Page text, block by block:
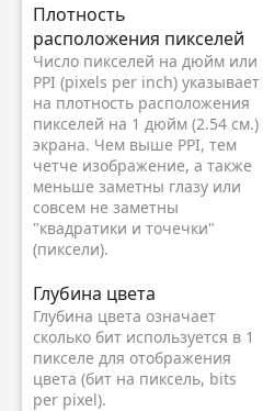
Плотность
расположения пикселей
Число пикселей на дюйм или
PPI (pixels per inch) указывает
на плотность расположения
пикселей на 1 дюйм (2.54 см.)
экрана. Чем выше PPI, тем
четче изображение, а также
меньше заметны глазу или
совсем не заметны
"квадратики и точечки"
(пиксели).
Глубина цвета
Глубина цвета означает
сколько бит используется в 1
пикселе для отображения
цвета (бит на пиксель, bits
per pixel).